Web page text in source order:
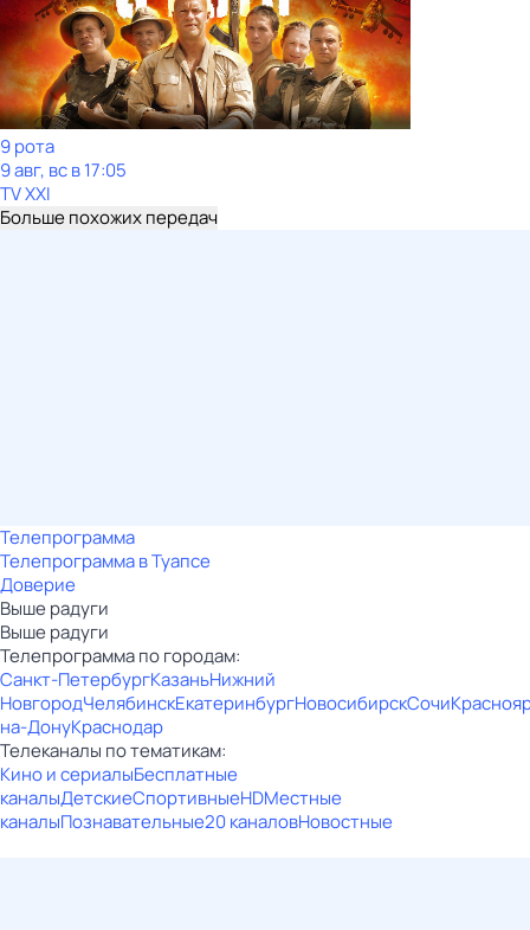
9 рота
9 авг, вс в 17:05
TV XXI
Больше похожих передач
Телепрограмма
Телепрограмма в Туапсе
Доверие
Выше радуги
Выше радуги
Телепрограмма по городам:
Санкт-ПетербургКазаньНижний
НовгородЧелябинскЕкатеринбургНовосибирскСочи
на-ДонуКраснодар
Телеканалы по тематикам:
Кино и сериалыБесплатные
каналыДетскиеСпортивныеHDМестные
каналыПознавательные20 каналовНовостные